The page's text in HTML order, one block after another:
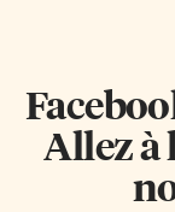
Allez à